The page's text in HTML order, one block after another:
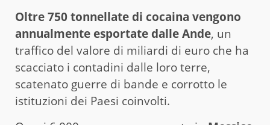
Oltre 750 tonnellate di cocaina vengono
annualmente esportate dalle Ande, un
traffico del valore di miliardi di euro che ha
scacciato i contadini dalle loro terre,
scatenato guerre di bande e corrotto le
istituzioni dei Paesi coinvolti.